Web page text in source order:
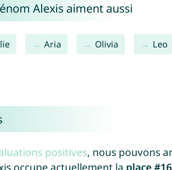
Alexis aiment aussi
Aria Olivia Leo
positives, nous pouvons
occupe actuellement la place